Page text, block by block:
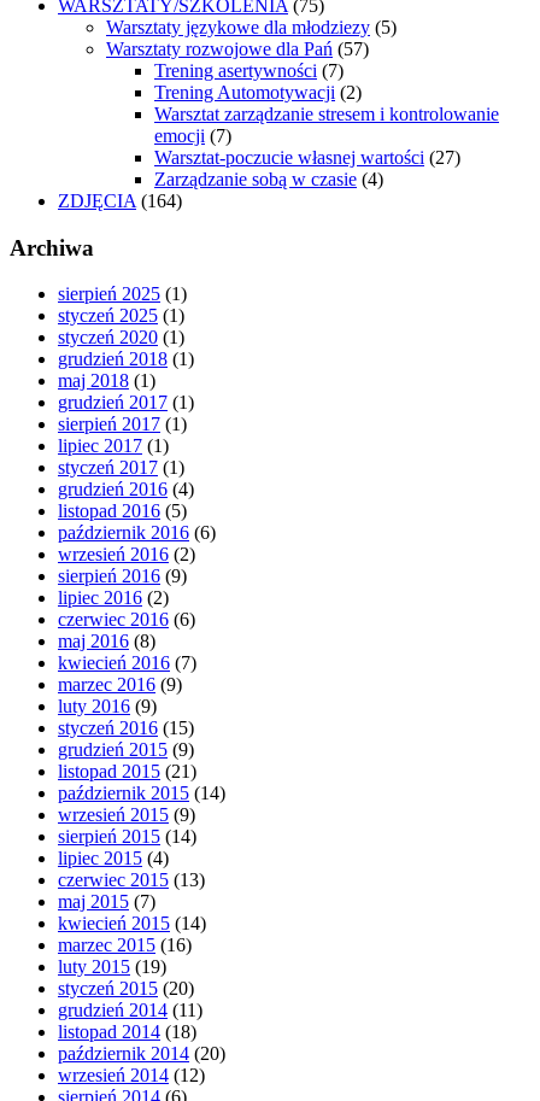
WARSZTATY/SZKOLENIA (75)
Warsztaty językowe dla młodziezy (5)
Warsztaty rozwojowe dla Pań (57)
Trening asertywności (7)
Trening Automotywacji (2)
Warsztat zarządzanie stresem i kontrolowanie
emocji (7)
Warsztat-poczucie własnej wartości (27)
Zarządzanie sobą w czasie (4)
ZDJĘCIA (164)
Archiwa
sierpień 2025 (1)
styczeń 2025 (1)
styczeń 2020 (1)
grudzień 2018 (1)
maj 2018 (1)
grudzień 2017 (1)
sierpień 2017 (1)
lipiec 2017 (1)
styczeń 2017 (1)
grudzień 2016 (4)
listopad 2016 (5)
październik 2016 (6)
wrzesień 2016 (2)
sierpień 2016 (9)
lipiec 2016 (2)
czerwiec 2016 (6)
maj 2016 (8)
kwiecień 2016 (7)
marzec 2016 (9)
luty 2016 (9)
styczeń 2016 (15)
grudzień 2015 (9)
listopad 2015 (21)
październik 2015 (14)
wrzesień 2015 (9)
sierpień 2015 (14)
lipiec 2015 (4)
czerwiec 2015 (13)
maj 2015 (7)
kwiecień 2015 (14)
marzec 2015 (16)
luty 2015 (19)
styczeń 2015 (20)
grudzień 2014 (11)
listopad 2014 (18)
październik 2014 (20)
wrzesień 2014 (12)